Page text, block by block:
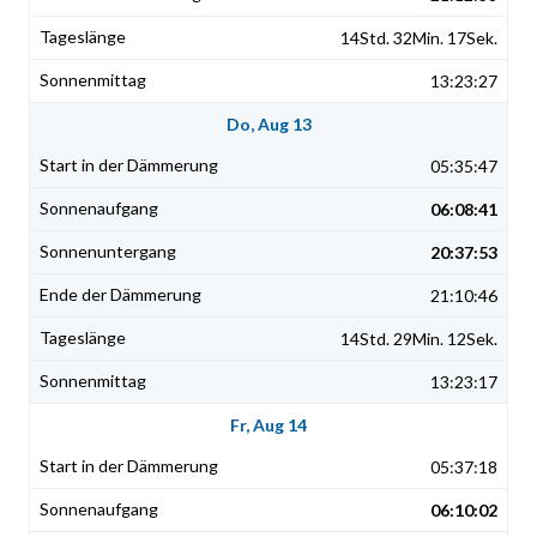
14Std. 32Min. 17Sek.
13:23:27
Do, Aug 13
05:35:47
06:08:41
20:37:53
21:10:46
14Std. 29Min. 12Sek.
13:23:17
Fr, Aug 14
05:37:18
06:10:02